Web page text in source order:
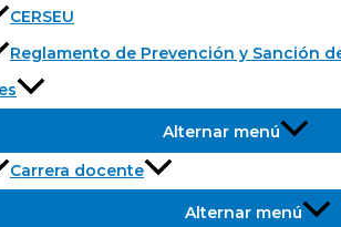
CERSEU
Reglamento de Prevención y Sanción
Alternar menú
Carrera docente
Alternar menú